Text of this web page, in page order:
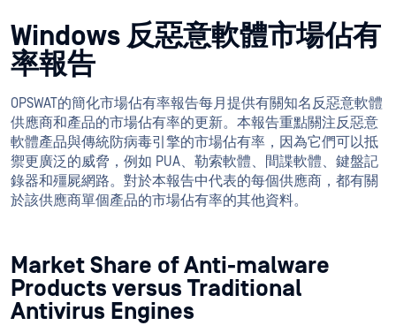
Windows 反惡意軟體市場佔有
率報告
OPSWAT的簡化市場佔有率報告每月提供有關知名反惡意軟體
供應商和產品的市場佔有率的更新。本報告重點關注反惡意
軟體產品與傳統防病毒引擎的市場佔有率，因為它們可以抵
禦更廣泛的威脅，例如 PUA、勒索軟體、間諜軟體、鍵盤記
錄器和殭屍網路。對於本報告中代表的每個供應商，都有關
於該供應商單個產品的市場佔有率的其他資料。
Market Share of Anti-malware
Products versus Traditional
Antivirus Engines